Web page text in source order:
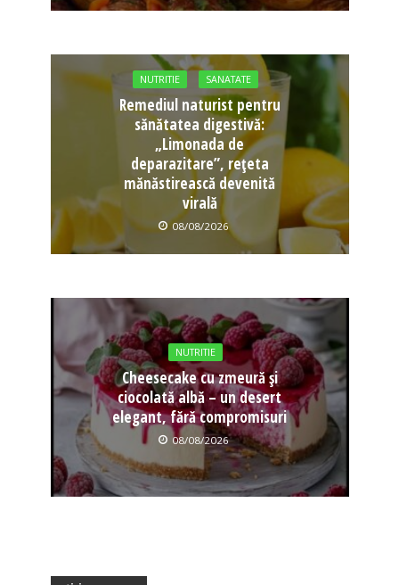
NUTRITIE SANATATE
Remediul naturist pentru
sănătatea digestivă:
„Limonada de
deparazitare”, rețeta
mănăstirească devenită
virală
08/08/2026
NUTRITIE
Cheesecake cu zmeură și
ciocolată albă – un desert
elegant, fără compromisuri
08/08/2026